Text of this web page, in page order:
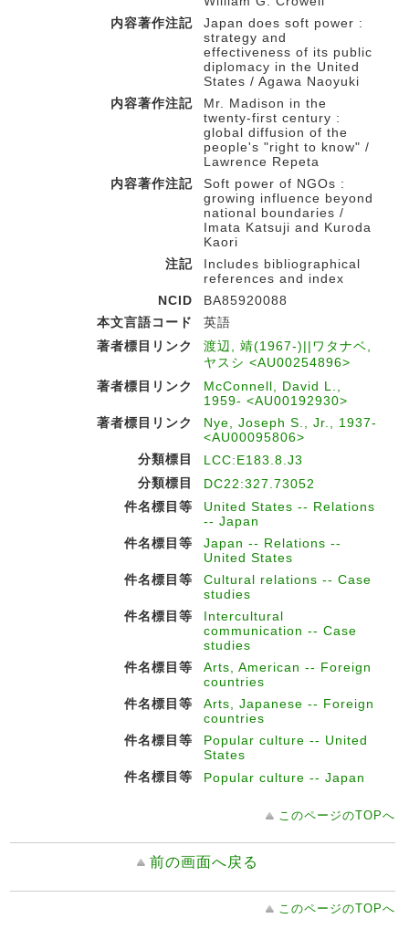
内容著作注記
Japan does soft power :
strategy and
effectiveness of its public
diplomacy in the United
States / Agawa Naoyuki
内容著作注記
Mr. Madison in the
twenty-first century :
global diffusion of the
people's "right to know" /
Lawrence Repeta
内容著作注記
Soft power of NGOs :
growing influence beyond
national boundaries /
Imata Katsuji and Kuroda
Kaori
注記
Includes bibliographical
references and index
NCID
BA85920088
本文言語コード
英語
著者標目リンク
渡辺, 靖(1967-)||ワタナベ,
ヤスシ <AU00254896>
著者標目リンク
McConnell, David L.,
1959- <AU00192930>
著者標目リンク
Nye, Joseph S., Jr., 1937-
<AU00095806>
分類標目
LCC:E183.8.J3
分類標目
DC22:327.73052
件名標目等
United States -- Relations
-- Japan
件名標目等
Japan -- Relations --
United States
件名標目等
Cultural relations -- Case
studies
件名標目等
Intercultural
communication -- Case
studies
件名標目等
Arts, American -- Foreign
countries
件名標目等
Arts, Japanese -- Foreign
countries
件名標目等
Popular culture -- United
States
件名標目等
Popular culture -- Japan
このページのTOPへ
前の画面へ戻る
このページのTOPへ